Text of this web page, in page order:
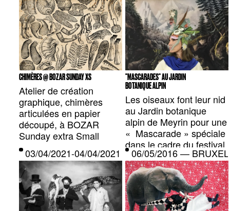
CHIMÈRES @ BOZAR SUNDAY XS
Atelier de création
graphique, chimères
articulées en papier
découpé, à BOZAR
Sunday extra Small
"MASCARADES" AU JARDIN
BOTANIQUE ALPIN
Les oiseaux font leur nid
au Jardin botanique
alpin de Meyrin pour une
« Mascarade » spéciale
dans le cadre du festival
” l’été au jardin”.
03/04/2021-04/04/2021 — LUXEMBOURG, LU
06/05/2016 —